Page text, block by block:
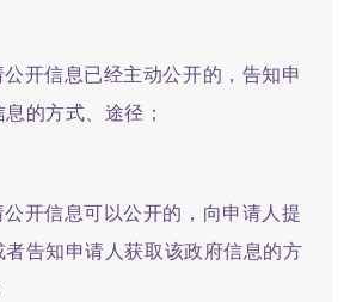
公开信息已经主动公开的，告知申
的方式、途径；
公开信息可以公开的，向申请人提
告知申请人获取该政府信息的方